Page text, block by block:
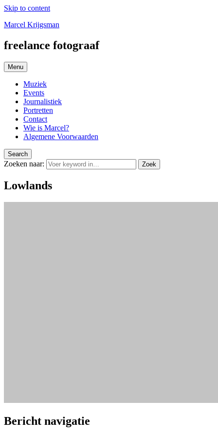
Skip to content
Marcel Krijgsman
freelance fotograaf
Menu
Muziek
Events
Journalistiek
Portretten
Contact
Wie is Marcel?
Algemene Voorwaarden
Search
Zoeken naar: Zoek
Lowlands
Bericht navigatie